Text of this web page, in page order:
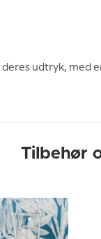
udtryk, med
Tilbehør